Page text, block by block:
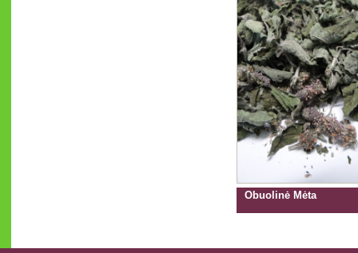
Obuolinė Mėta